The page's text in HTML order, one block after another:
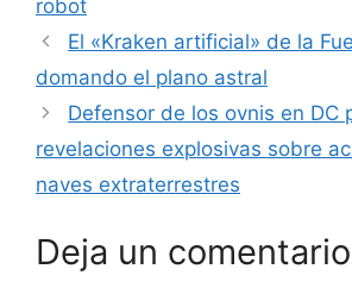
robot
El «Kraken artificial» de la
domando el plano astral
Defensor de los ovnis en DC
revelaciones explosivas sobre
naves extraterrestres
Deja un comentario